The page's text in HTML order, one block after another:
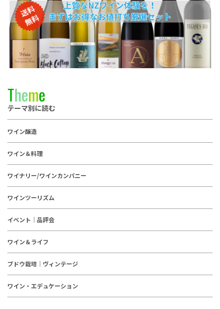
Theme
テーマ別に読む
ワイン醸造
ワイン＆料理
ワイナリー/ワインカンパニー
ワインツーリズム
イベント｜品評会
ワイン＆ライフ
ブドウ栽培｜ヴィンテージ
ワイン・エデュケーション